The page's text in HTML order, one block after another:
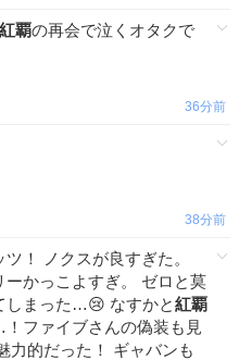
紅覇の再会で泣くオタクで
36分前
39分前
！ ノクスが良すぎた。
ーかっこよすぎ。 ゼロと莫
しまった…😢 なすかと紅覇
ファイブさんの偽装も見
力的だった！ ギャバンも